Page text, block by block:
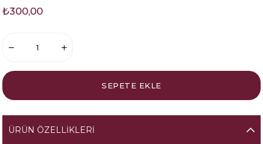
₺300,00
ÜRÜN ÖZELLIKLERI